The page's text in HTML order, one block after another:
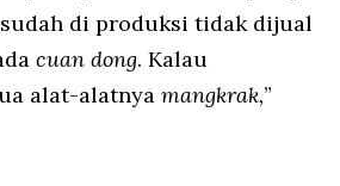
di produksi tidak dijual
cuan dong. Kalau
alat-alatnya mangkrak,”